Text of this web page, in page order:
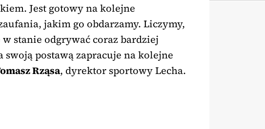
Jest gotowy na kolejne
jakim go obdarzamy. Liczymy,
stanie odgrywać coraz bardziej
swoją postawą zapracuje na kolejne
Rząsa, dyrektor sportowy Lecha.